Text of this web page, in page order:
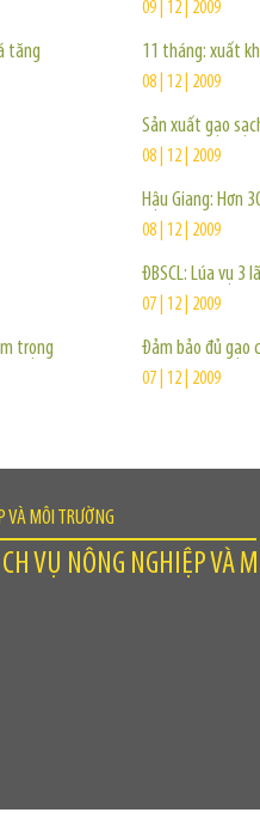
tăng
trọng
09 | 12 | 2009
11 tháng: xuất
08 | 12 | 2009
Sản xuất gạo
08 | 12 | 2009
Hậu Giang: Hơn
08 | 12 | 2009
ĐBSCL: Lúa vụ
07 | 12 | 2009
Đảm bảo đủ gạo
07 | 12 | 2009
VÀ MÔI TRƯỜNG
VỤ NÔNG NGHIỆP VÀ